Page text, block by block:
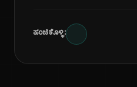
ಹಂಚಿಕೊಳ್ಳಿ: